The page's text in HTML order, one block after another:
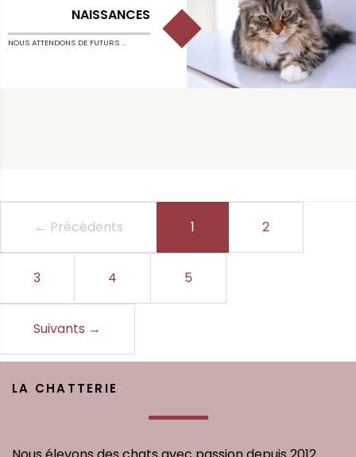
NAISSANCES
NOUS ATTENDONS DE FUTURS ...
← Précédents 1 2
3 4 5
Suivants →
LA CHATTERIE